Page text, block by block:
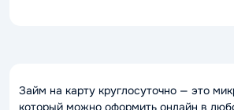
Займ на карту круглосуточно — это
который можно оформить онлайн в